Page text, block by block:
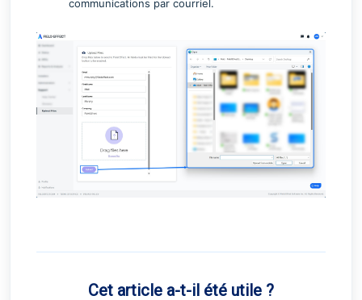
communications par courriel.
Cet article a-t-il été utile ?